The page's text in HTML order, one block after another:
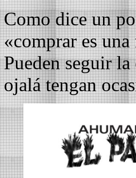
Como dice un
«comprar es
Pueden seguir
ojalá tengan